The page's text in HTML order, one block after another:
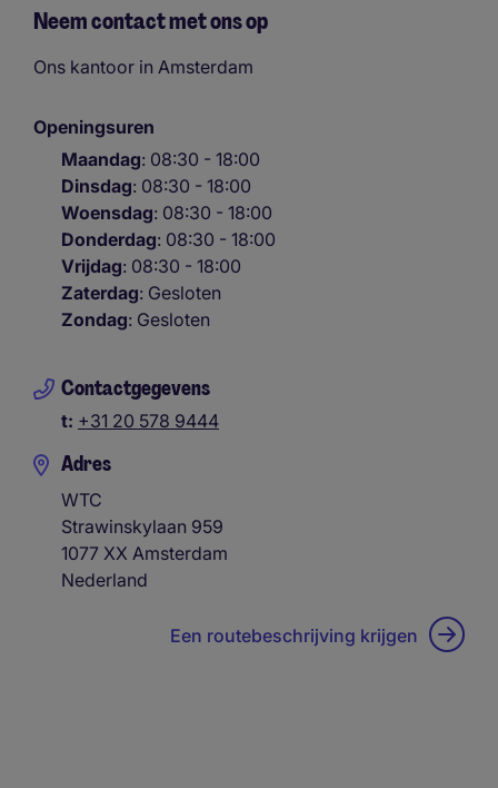
Neem contact met ons op
Ons kantoor in Amsterdam
Openingsuren
Maandag: 08:30 - 18:00
Dinsdag: 08:30 - 18:00
Woensdag: 08:30 - 18:00
Donderdag: 08:30 - 18:00
Vrijdag: 08:30 - 18:00
Zaterdag: Gesloten
Zondag: Gesloten
Contactgegevens
t: +31 20 578 9444
Adres
WTC
Strawinskylaan 959
1077 XX Amsterdam
Nederland
Een routebeschrijving krijgen